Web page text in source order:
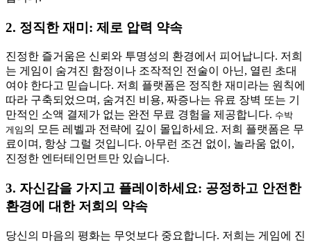
2. 정직한 재미: 제로 압력 약속
진정한 즐거움은 신뢰와 투명성의 환경에서 피어납니다. 저희
는 게임이 숨겨진 함정이나 조작적인 전술이 아닌, 열린 초대
여야 한다고 믿습니다. 저희 플랫폼은 정직한 재미라는 원칙에
따라 구축되었으며, 숨겨진 비용, 짜증나는 유료 장벽 또는 기
만적인 소액 결제가 없는 완전 무료 경험을 제공합니다. 수박
게임 의 모든 레벨과 전략에 깊이 몰입하세요. 저희 플랫폼은 무
료이며, 항상 그럴 것입니다. 아무런 조건 없이, 놀라움 없이,
진정한 엔터테인먼트만 있습니다.
3. 자신감을 가지고 플레이하세요: 공정하고 안전한
환경에 대한 저희의 약속
당신의 마음의 평화는 무엇보다 중요합니다. 저희는 게임에 진